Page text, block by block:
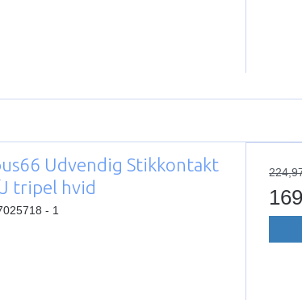
Udvendig Stikkontakt
tripel hvid
- 1